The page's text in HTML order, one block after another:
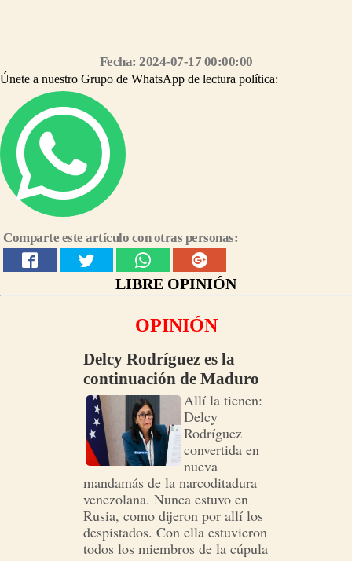
Fecha: 2024-07-17 00:00:00
Únete a nuestro Grupo de WhatsApp de lectura política:
Comparte este artículo con otras personas:
LIBRE OPINIÓN
OPINIÓN
Delcy Rodríguez es la
continuación de Maduro
Allí la tienen:
Delcy
Rodríguez
convertida en
nueva
mandamás de la narcoditadura
venezolana. Nunca estuvo en
Rusia, como dijeron por allí los
despistados. Con ella estuvieron
todos los miembros de la cúpula